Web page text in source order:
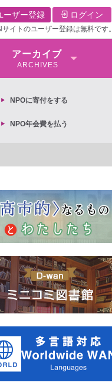
ーザー登録 ログイン
イトのユーザー登録は無料です。
アーカイブ
ARCHIVES
NPOに寄付をする
NPO年会費を払う